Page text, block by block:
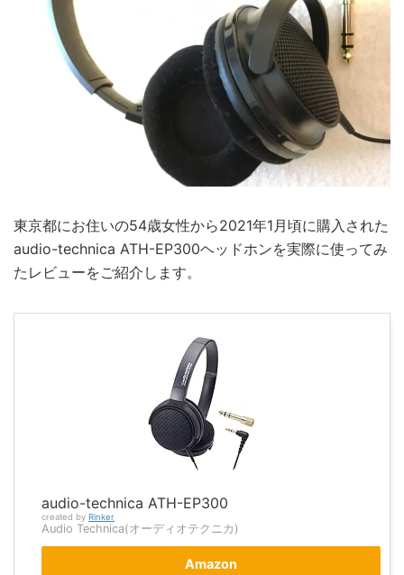
東京都にお住いの54歳女性から2021年1月頃に購入された
audio-technica ATH-EP300ヘッドホンを実際に使ってみ
たレビューをご紹介します。
audio-technica ATH-EP300
created by Rinker
Audio Technica(オーディオテクニカ)
Amazon